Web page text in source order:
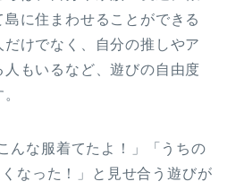
に住まわせることができる
けでなく、自分の推しやア
もいるなど、遊びの自由度
んな服着てたよ！」「うちの
なった！」と見せ合う遊びが